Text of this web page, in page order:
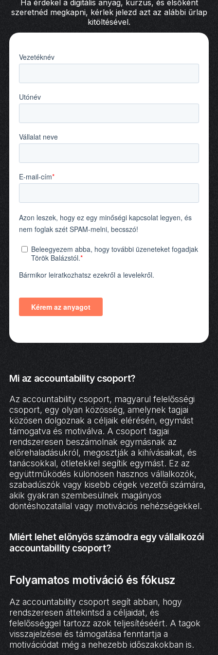
Ha érdekel a digitális anyag, kurzus, és elsőként
szeretnéd megkapni, kérlek jelezd azt az alábbi űrlap
kitöltésével.
Mi az accountability csoport?
Az accountability csoport, magyarul felelősségi
csoport, egy olyan közösség, amelynek tagjai
közösen dolgoznak a céljaik elérésén, egymást
támogatva és motiválva. A csoport tagjai
rendszeresen beszámolnak egymásnak az
előrehaladásukról, megosztják a kihívásaikat, és
tanácsokkal, ötletekkel segítik egymást. Ez az
együttműködés különösen hasznos vállalkozók,
szabadúszók vagy kisebb cégek vezetői számára,
akik gyakran szembesülnek magányos
döntéshozatallal vagy motivációs nehézségekkel.
Miért lehet előnyös számodra egy vállalkozói
accountability csoport?
Folyamatos motiváció és fókusz
Az accountability csoport segít abban, hogy
rendszeresen áttekintsd a céljaidat, és
felelősséggel tartozz azok teljesítéséért. A tagok
visszajelzései és támogatása fenntartja a
motivációdat még a nehezebb időszakokban is.